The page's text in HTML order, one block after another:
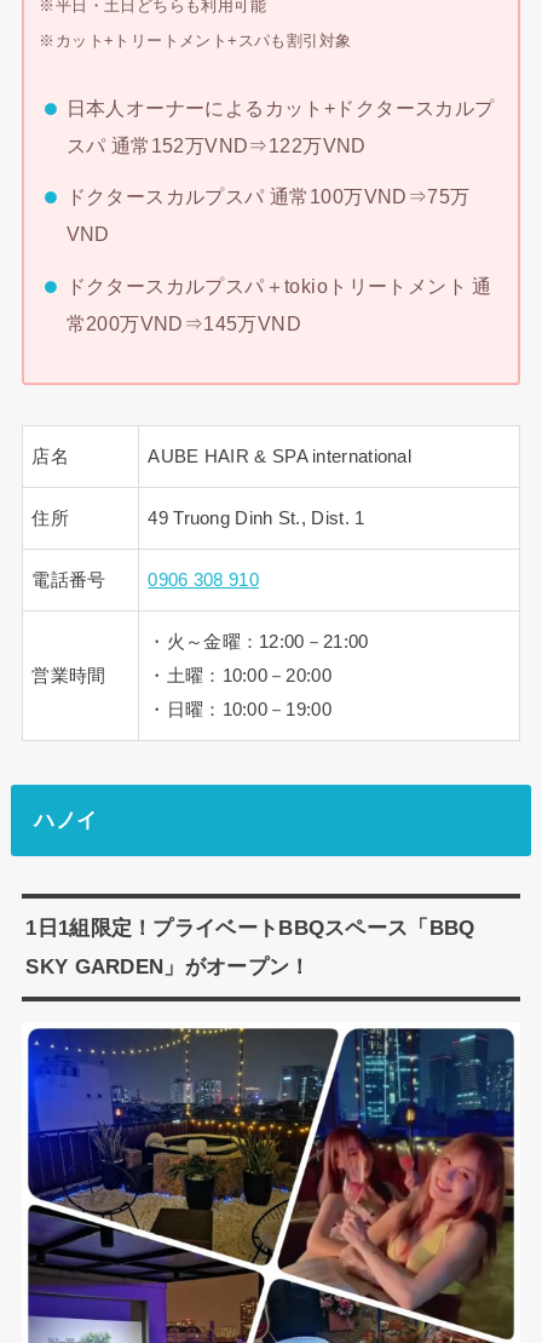
※平日・土日どちらも利用可能
※カット+トリートメント+スパも割引対象
日本人オーナーによるカット+ドクタースカルプ
スパ 通常152万VND⇒122万VND
ドクタースカルプスパ 通常100万VND⇒75万
VND
ドクタースカルプスパ＋tokioトリートメント 通
常200万VND⇒145万VND
店名 AUBE HAIR & SPA international
住所 49 Truong Dinh St., Dist. 1
電話番号 0906 308 910
営業時間
・火～金曜：12:00－21:00
・土曜：10:00－20:00
・日曜：10:00－19:00
ハノイ
1日1組限定！プライベートBBQスペース「BBQ
SKY GARDEN」がオープン！